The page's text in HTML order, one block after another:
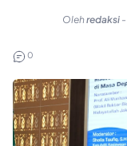
Olehredaksi -
0